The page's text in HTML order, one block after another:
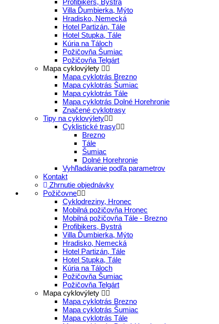
Villa Ďumbierka, Mýto
Hradisko, Nemecká
Hotel Partizán, Tále
Hotel Stupka, Tále
Kúria na Táloch
Požičovňa Šumiac
Požičovňa Telgárt
Mapa cyklovýlety
Mapa cyklotrás Brezno
Mapa cyklotrás Šumiac
Mapa cyklotrás Tále
Mapa cyklotrás Dolné Horehronie
Značené cyklotrasy
Tipy na cyklovýlety
Cyklistické trasy
Brezno
Tále
Šumiac
Dolné Horehronie
Vyhľladávanie podľa parametrov
Kontakt
Zhrnutie objednávky
Požičovne
Cyklodreziny, Hronec
Mobilná požičovňa Hronec
Mobilná požičovňa Tále - Brezno
Profibikers, Bystrá
Villa Ďumbierka, Mýto
Hradisko, Nemecká
Hotel Partizán, Tále
Hotel Stupka, Tále
Kúria na Táloch
Požičovňa Šumiac
Požičovňa Telgárt
Mapa cyklovýlety
Mapa cyklotrás Brezno
Mapa cyklotrás Šumiac
Mapa cyklotrás Tále